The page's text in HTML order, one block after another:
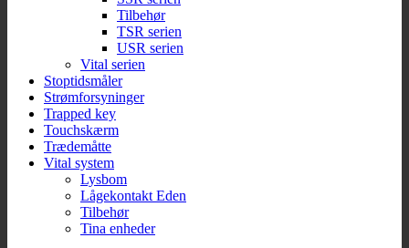
Tilbehør
TSR serien
USR serien
Vital serien
Stoptidsmåler
Strømforsyninger
Trapped key
Touchskærm
Trædemåtte
Vital system
Lysbom
Lågekontakt Eden
Tilbehør
Tina enheder